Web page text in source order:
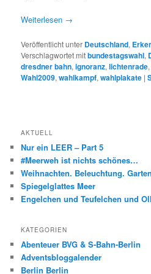
Weiterlesen →
Veröffentlicht unter Deutschland,
Verschlagwortet mitbundestagswahl,
dresdner bahn,ignoranz,lichtenrade
Wahl2009,wahlkampf,wahlplakate |
AKTUELL
Nur ein LEER – Part 5
#Meerweh ist nichts schönes…
Weihnachten. Beleuchtung.
Spiegelglattes Meer
Engelchen und Teufelchen und
KATEGORIEN
Abenteuer BVG & S-Bahn-Berlin
Adventsbloggalender
Berlin Berlin